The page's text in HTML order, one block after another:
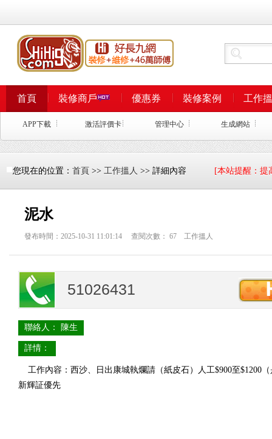
首頁 裝修商戶 優惠券 裝修案例 工作
APP下載 激活評價卡 管理中心 生成網站
您現在的位置： 首頁 >> 工作搵人 >> 詳細內容 [本站提醒：提
泥水
發布時間：2025-10-31 11:01:14 查閱次數： 67 工作搵人
51026431
聯絡人： 陳生
詳情：
工作內容：西沙、日出康城執爛請（紙皮石）人工$900至$1200
新輝証優先